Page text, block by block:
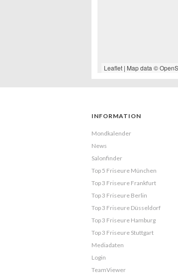
Leaflet| Map data ©
INFORMATION
Mondkalender
News
Salonfinder
Top 5 Friseure München
Top 3 Friseure Frankfurt
Top 3 Friseure Berlin
Top 3 Friseure Düsseldorf
Top 3 Friseure Hamburg
Top 3 Friseure Stuttgart
Mediadaten
Login
TeamViewer